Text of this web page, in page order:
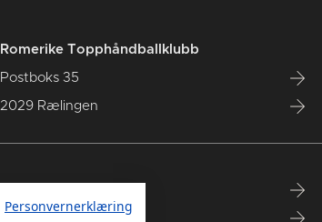
Romerike Topphåndballklubb
Postboks 35
2029 Rælingen
: : Spillerstall
Personvernerklæring